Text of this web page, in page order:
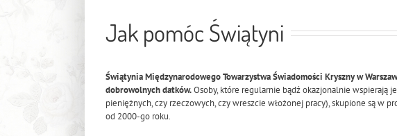
Jak pomóc Świątyni
Świątynia Międzynarodowego Towarzystwa Świadomości Kryszny w
dobrowolnych datków.Osoby, które regularnie bądź okazjonalnie wspierają
pieniężnych, czy rzeczowych, czy wreszcie włożonej pracy), skupione są w
od 2000-go roku.